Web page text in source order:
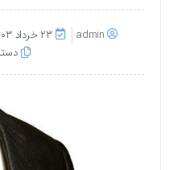
admin ۲۳ خرداد ۱۴۰۳
دسته :